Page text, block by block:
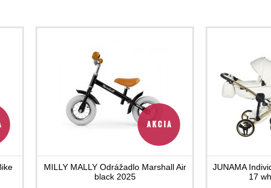
MILLY MALLY Odrážadlo Marshall Air
black 2025
JUNAMA
17